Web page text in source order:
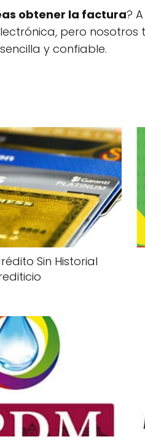
obtener la factura?
pero nosotros
y confiable.
Sin Historial